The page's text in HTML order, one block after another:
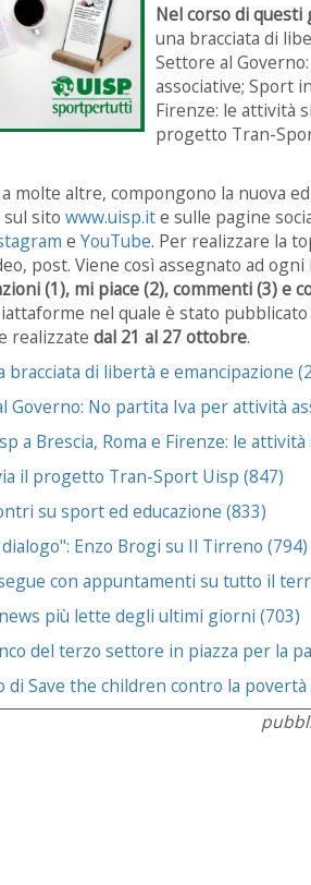
Nel corso di
una bracciata di
Settore al
associative; Sport
Firenze: le attività
progetto Tran-
molte altre, compongono la nuova
sito www.uisp.ite sulle pagine
e YouTube. Per realizzare la
post. Viene così assegnato ad
(1), mi piace (2), commenti (3) e
nel quale è stato
realizzate dal 21 al 27 ottobre.
bracciata di libertà e emancipazione
Governo: No partita Iva per attività
a Brescia, Roma e Firenze: le
il progetto Tran-Sport Uisp (847)
su sport ed educazione (833)
Enzo Brogi su Il Tirreno (794)
con appuntamenti su tutto il
più lette degli ultimi giorni (703)
del terzo settore in piazza per la
di Save the children contro la povertà